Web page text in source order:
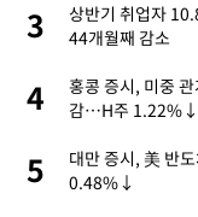
3
상반기 취업자
44개월째 감소
4
홍콩 증시, 미중
감…H주 1.22%↓
5
대만 증시, 美 반
0.48%↓